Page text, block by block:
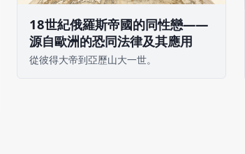
18世紀俄羅斯帝國的同性戀——
源自歐洲的恐同法律及其應用
從彼得大帝到亞歷山大一世。